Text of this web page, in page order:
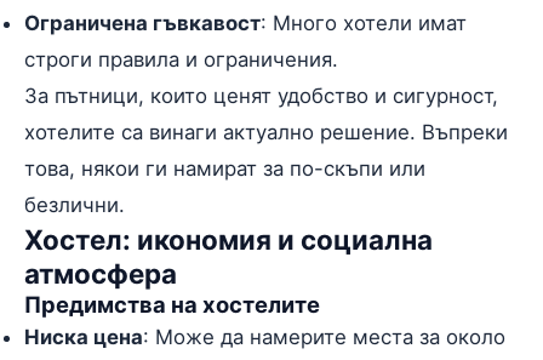
Ограничена гъвкавост: Много хотели имат
строги правила и ограничения.
За пътници, които ценят удобство и сигурност,
хотелите са винаги актуално решение. Въпреки
това, някои ги намират за по-скъпи или
безлични.
Хостел: икономия и социална
атмосфера
Предимства на хостелите
Ниска цена: Може да намерите места за около